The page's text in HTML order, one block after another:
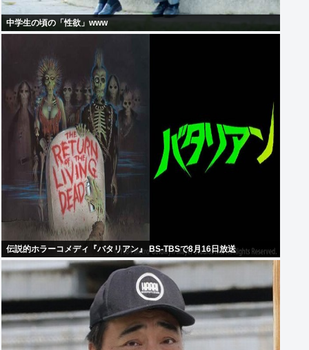
中学生の頃の「性欲」www
伝説的ホラーコメディ『バタリアン』 BS-TBSで8月16日放送